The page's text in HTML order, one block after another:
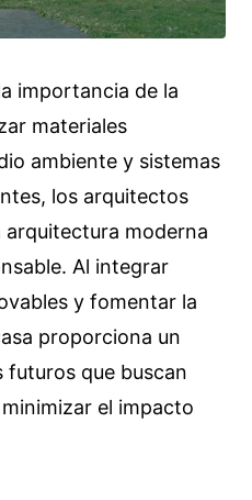
importancia de la
materiales
ambiente y sistemas
los arquitectos
moderna
Al integrar
y fomentar la
proporciona un
que buscan
el impacto